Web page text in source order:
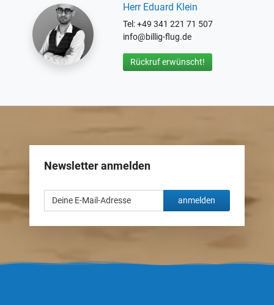
Herr Eduard Klein
Tel: +49 341 221 71 507
info@billig-flug.de
Rückruf erwünscht!
Newsletter anmelden
anmelden